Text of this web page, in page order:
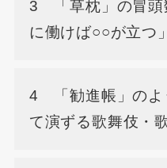
3 「草枕」の冒頭
に働けば○○が立つ」
4 「勧進帳」のよ
て演ずる歌舞伎・